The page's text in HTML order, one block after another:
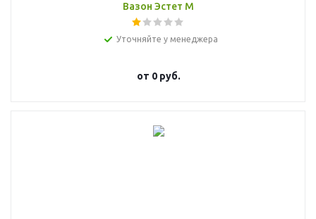
Вазон Эстет М
Уточняйте у менеджера
от 0 руб.